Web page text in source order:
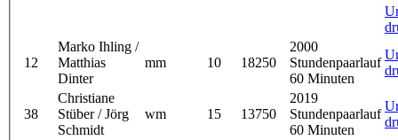
12
Marko Ihling /
Matthias
Dinter
mm 10 18250
2000
Stundenpaarlauf
60 Minuten
38
Christiane
Stüber / Jörg
Schmidt
wm 15 13750
2019
Stundenpaarlauf
60 Minuten